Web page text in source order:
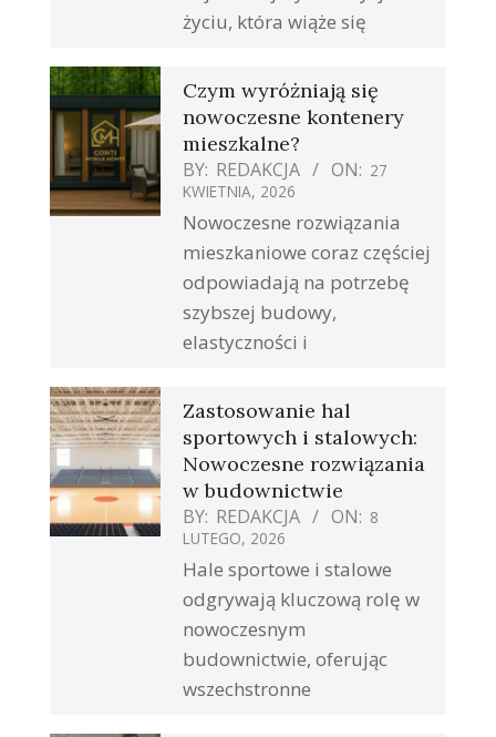
życiu, która wiąże się
Czym wyróżniają się
nowoczesne kontenery
mieszkalne?
BY: REDAKCJA ON: 27
KWIETNIA, 2026
Nowoczesne rozwiązania
mieszkaniowe coraz częściej
odpowiadają na potrzebę
szybszej budowy,
elastyczności i
Zastosowanie hal
sportowych i stalowych:
Nowoczesne rozwiązania
w budownictwie
BY: REDAKCJA ON: 8
LUTEGO, 2026
Hale sportowe i stalowe
odgrywają kluczową rolę w
nowoczesnym
budownictwie, oferując
wszechstronne